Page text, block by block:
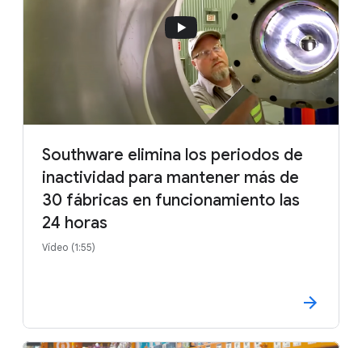
Southware elimina los periodos de
inactividad para mantener más de
30 fábricas en funcionamiento las
24 horas
Vídeo (1:55)